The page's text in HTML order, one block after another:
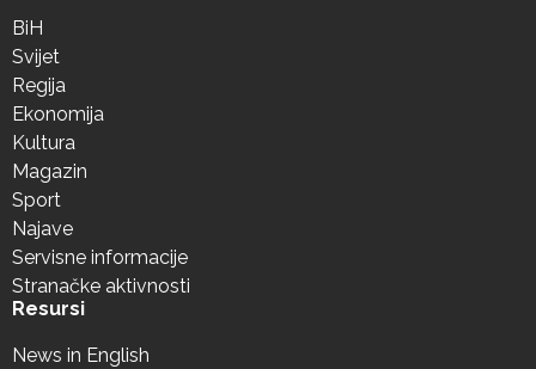
BiH
Svijet
Regija
Ekonomija
Kultura
Magazin
Sport
Najave
Servisne informacije
Stranačke aktivnosti
Resursi
News in English